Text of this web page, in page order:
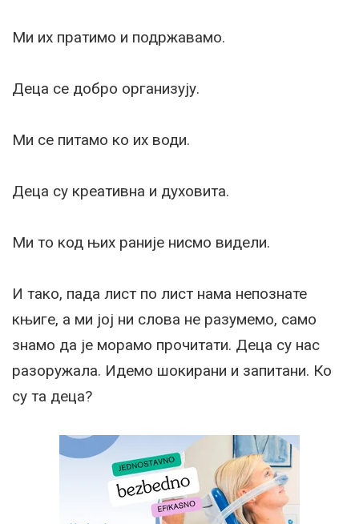
Ми их пратимо и подржавамо.
Деца се добро организују.
Ми се питамо ко их води.
Деца су креативна и духовита.
Ми то код њих раније нисмо видели.
И тако, пада лист по лист нама непознате
књиге, а ми јој ни слова не разумемо, само
знамо да је морамо прочитати. Деца су нас
разоружала. Идемо шокирани и запитани. Ко
су та деца?